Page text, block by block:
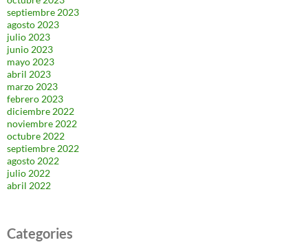
septiembre 2023
agosto 2023
julio 2023
junio 2023
mayo 2023
abril 2023
marzo 2023
febrero 2023
diciembre 2022
noviembre 2022
octubre 2022
septiembre 2022
agosto 2022
julio 2022
abril 2022
Categories